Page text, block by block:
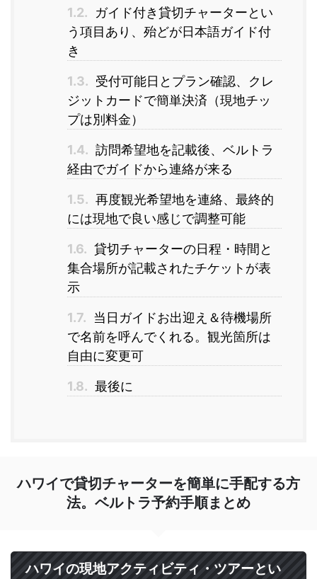
1.2.
ガイド付き貸切チャーターとい
う項目あり、殆どが日本語ガイド付
き
1.3. 受付可能日とプラン確認、クレ
ジットカードで簡単決済（現地チッ
プは別料金）
1.4. 訪問希望地を記載後、ベルトラ
経由でガイドから連絡が来る
1.5. 再度観光希望地を連絡、最終的
には現地で良い感じで調整可能
1.6. 貸切チャーターの日程・時間と
集合場所が記載されたチケットが表
示
1.7. 当日ガイドお出迎え＆待機場所
で名前を呼んでくれる。観光箇所は
自由に変更可
1.8. 最後に
ハワイで貸切チャーターを簡単に手配する方
法。ベルトラ予約手順まとめ
ハワイの現地アクティビティ・ツアーとい